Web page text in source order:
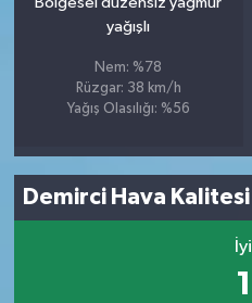
yağışlı
Nem: %78
Rüzgar: 38 km/h
Yağış Olasılığı: %56
Demirci Hava Kalitesi
İyi
1